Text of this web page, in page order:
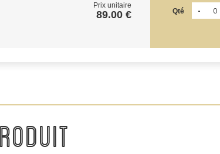
Prix unitaire
89.00 € Qté